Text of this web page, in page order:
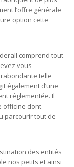
l’offre générale
option cette
comprend tout
vous
telle
également d’une
réglementée. Il
officine dont
parcourir tout de
des entités
nos petits et ainsi